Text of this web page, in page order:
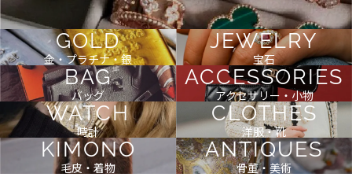
GOLD
金・プラチナ・銀
JEWELRY
宝石
BAG
バッグ
ACCESSORIES
アクセサリー・小物
WATCH
時計
CLOTHES
洋服・靴
KIMONO
毛皮・着物
ANTIQUES
骨董・美術